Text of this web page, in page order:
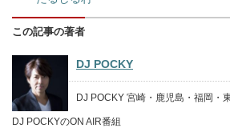
この記事の著者
DJ POCKY
DJ POCKY 宮崎・鹿児島・福岡・
DJ POCKYのON AIR番組